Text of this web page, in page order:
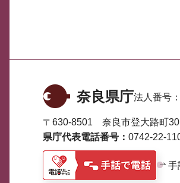
奈良県庁法人番号：
〒630-8501 奈良市登大路町30
県庁代表電話番号： 0742-22-
手